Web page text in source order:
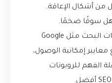
أشكال الإعاقة.
سوقًا ضخمًا.
بالإضافة إلى ذلك، محركات البحث مثل Google
إمكانية الوصول،
الفهم للروبوتات